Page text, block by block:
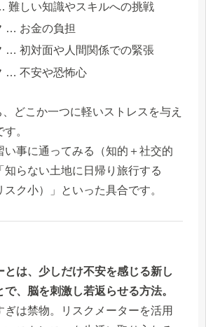
難しい知識やスキルへの挑戦
… お金の負担
… 初対面や人間関係での緊張
… 不安や恐怖心
どこか一つに軽いストレスを与え
。
い事に通ってみる（知的＋社交的
知らない土地に日帰り旅行する
スク小）」といった具合です。
とは、少しだけ不安を感じる新し
、脳を刺激し若返らせる方法。
ぎは禁物。リスクメーターを活用